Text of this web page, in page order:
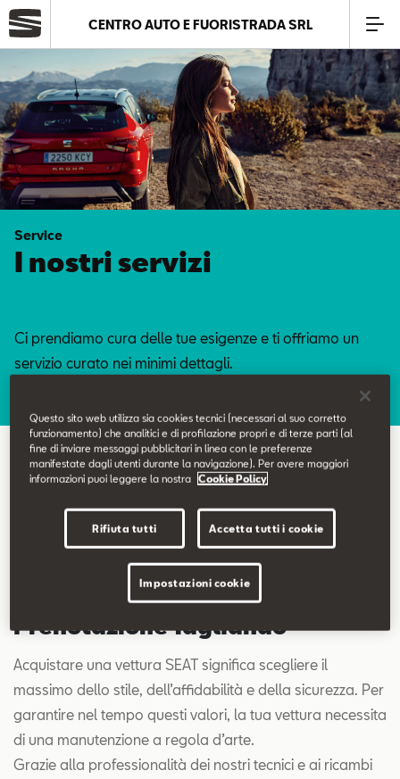
Azienda
Modelli
Offerte
Service
Configuratore
CENTRO AUTO E FUORISTRADA SRL
Service
I nostri servizi
Ci prendiamo cura delle tue esigenze e ti offriamo un
servizio curato nei minimi dettagli.
Prenotazione Tagliando
Prenotazione Tagliando
Acquistare una vettura SEAT significa scegliere il
massimo dello stile, dell’affidabilità e della sicurezza. Per
garantire nel tempo questi valori, la tua vettura necessita
di una manutenzione a regola d’arte.
Grazie alla professionalità dei nostri tecnici e ai ricambi
Questo sito web utilizza sia cookies tecnici (necessari al suo corretto
funzionamento) che analitici e di profilazione propri e di terze parti (al
fine di inviare messaggi pubblicitari in linea con le preferenze
manifestate dagli utenti durante la navigazione). Per avere maggiori
informazioni puoi leggere la nostra
Cookie Policy
Rifiuta tutti Accetta tutti i cookie
Impostazioni cookie